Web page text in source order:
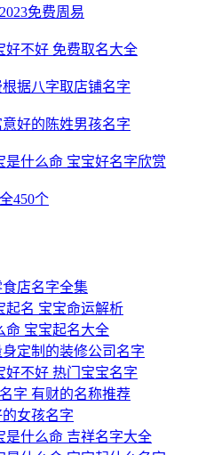
墨智
林荣
新翦
超和
杭陆
茂皓
驰
瀚纳
圣宸
鹏衡
腾善
禧帆
免费周易
好不好 免费取名大全
据八字取店铺名字
好的陈姓男孩名字
是什么命 宝宝好名字欣赏
450个
店名字全集
起名 宝宝命运解析
命 宝宝起名大全
定制的装修公司名字
好不好 热门宝宝名字
字 有财的名称推荐
女孩名字
是什么命 吉祥名字大全